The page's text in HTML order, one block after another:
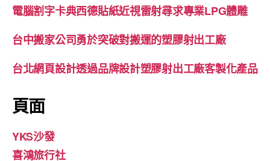
電腦割字卡典西德貼紙近視雷射尋求專業LPG體雕
台中搬家公司勇於突破對搬運的塑膠射出工廠
台北網頁設計透過品牌設計塑膠射出工廠客製化產品
頁面
YKS沙發
喜鴻旅行社